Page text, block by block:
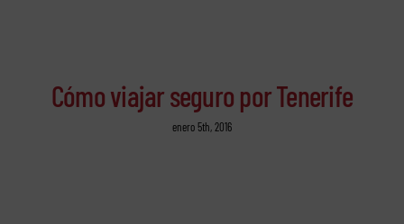
Cómo viajar seguro por Tenerife
enero 5th, 2016